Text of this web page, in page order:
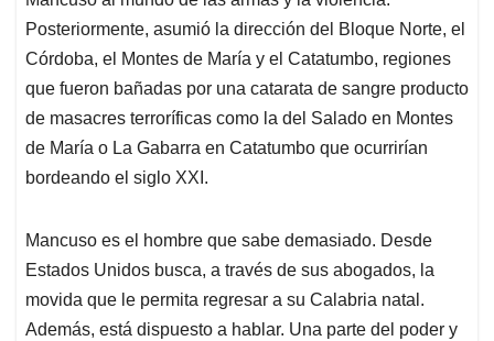
Posteriormente, asumió la dirección del Bloque Norte, el
Córdoba, el Montes de María y el Catatumbo, regiones
que fueron bañadas por una catarata de sangre producto
de masacres terroríficas como la del Salado en Montes
de María o La Gabarra en Catatumbo que ocurrirían
bordeando el siglo XXI.
Mancuso es el hombre que sabe demasiado. Desde
Estados Unidos busca, a través de sus abogados, la
movida que le permita regresar a su Calabria natal.
Además, está dispuesto a hablar. Una parte del poder y